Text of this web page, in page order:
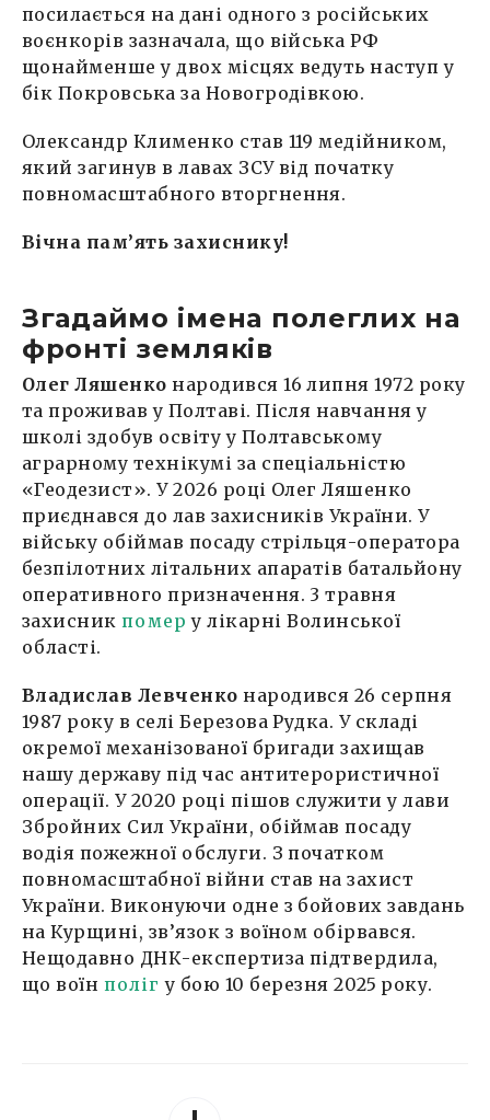
посилається на дані одного з російських
воєнкорів зазначала, що війська РФ
щонайменше у двох місцях ведуть наступ у
бік Покровська за Новогродівкою.
Олександр Клименко став 119 медійником,
який загинув в лавах ЗСУ від початку
повномасштабного вторгнення.
Вічна пам’ять захиснику!
Згадаймо імена полеглих на
фронті земляків
Олег Ляшенконародився 16 липня 1972 року
та проживав у Полтаві. Після навчання у
школі здобув освіту у Полтавському
аграрному технікумі за спеціальністю
«Геодезист». У 2026 році Олег Ляшенко
приєднався до лав захисників України. У
війську обіймав посаду стрільця-оператора
безпілотних літальних апаратів батальйону
оперативного призначення. 3 травня
захисникпомер у лікарні Волинської
області.
Владислав Левченконародився 26 серпня
1987 року в селі Березова Рудка. У складі
окремої механізованої бригади захищав
нашу державу під час антитерористичної
операції. У 2020 році пішов служити у лави
Збройних Сил України, обіймав посаду
водія пожежної обслуги. З початком
повномасштабної війни став на захист
України. Виконуючи одне з бойових завдань
на Курщині, зв’язок з воїном обірвався.
Нещодавно ДНК-експертиза підтвердила,
що воїн поліг у бою 10 березня 2025 року.